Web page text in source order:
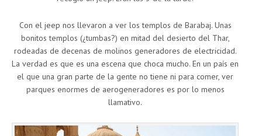
Con el jeep nos llevaron a ver los templos de Barabaj. Unas
bonitos templos (¿tumbas?) en mitad del desierto del Thar,
rodeadas de decenas de molinos generadores de electricidad.
La verdad es que es una escena que choca mucho. En un país en
el que una gran parte de la gente no tiene ni para comer, ver
parques enormes de aerogeneradores es por lo menos
llamativo.